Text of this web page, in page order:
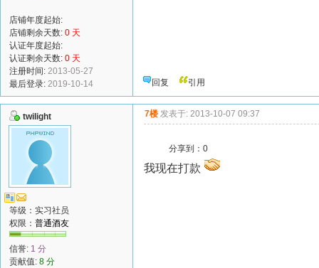
店铺年度起始:
店铺剩余天数: 0 天
认证年度起始:
认证剩余天数: 0 天
注册时间: 2013-05-27
最后登录: 2019-10-14 回复 引用
twilight
等级：实习社员
权限： 普通酒友
信誉: 1 分
贡献值: 8 分
7楼 发表于: 2013-10-07 09:37
分享到： 0
我现在打款